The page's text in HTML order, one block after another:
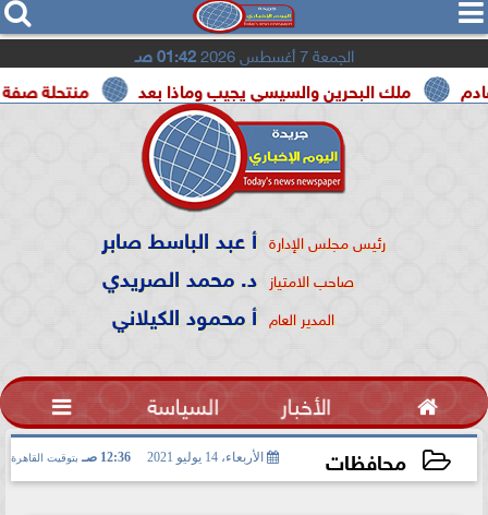
  
الجمعة 7 أغسطس 2026 01:42 صـ
منتحلة صفة صحفية ملك البحرين والسيسي يجيب وماذا بعد
رئيس مجلس الإدارة أ عبد الباسط صابر
صاحب الامتياز د. محمد الصريدي
المدير العام أ محمود الكيلاني
 الأخبار السياسة 
محافظات الأربعاء، 14 يوليو 2021 12:36 صـ بتوقيت القاهرة